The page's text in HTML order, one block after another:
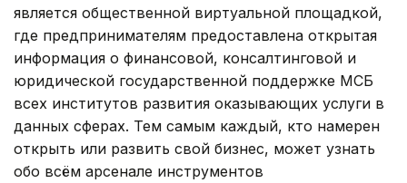
является общественной виртуальной площадкой,
где предпринимателям предоставлена открытая
информация о финансовой, консалтинговой и
юридической государственной поддержке МСБ
всех институтов развития оказывающих услуги в
данных сферах. Тем самым каждый, кто намерен
открыть или развить свой бизнес, может узнать
обо всём арсенале инструментов